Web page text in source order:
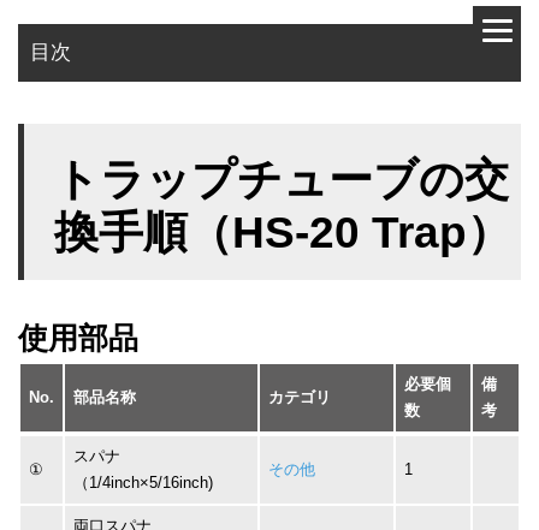
目次
作業手順
トラップチューブの交
換手順（HS-20 Trap）
使用部品
No. 部品名称 カテゴリ
必要個
数
備
考
①
スパナ
（1/4inch×5/16inch)
その他 1
両口スパナ